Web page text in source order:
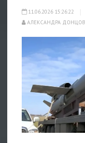
11.06.2026 15:26:22
АЛЕКСАНДРА